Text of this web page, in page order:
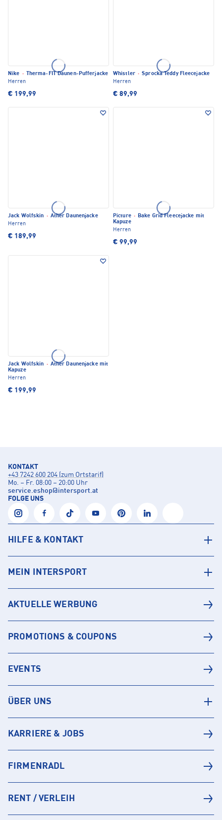
Nike ·
Therma-FIT Daunen-Pufferjacke
Herren
€ 199,99
Whistler · Sprocka Teddy Fleecejacke
Herren
€ 89,99
Jack Wolfskin · Ather Daunenjacke
Herren
€ 189,99
Picture · Bake Grid Fleecejacke mit
Kapuze
Herren
€ 99,99
Jack Wolfskin · Ather Daunenjacke mit
Kapuze
Herren
€ 199,99
KONTAKT
+43 7242 600 204 (zum Ortstarif)
Mo. – Fr. 08:00 – 20:00 Uhr
service.eshop@intersport.at
FOLGE UNS
HILFE & KONTAKT
MEIN INTERSPORT
AKTUELLE WERBUNG
PROMOTIONS & COUPONS
EVENTS
ÜBER UNS
KARRIERE & JOBS
FIRMENRADL
RENT / VERLEIH